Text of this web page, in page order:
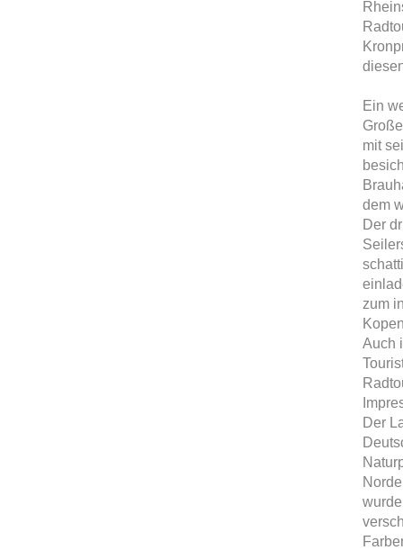
Ein
mit
dem
Der
zum
Auch
Der